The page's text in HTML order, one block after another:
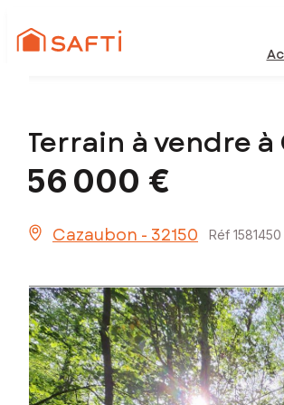
Terrain à vendre à
56 000 €
Cazaubon - 32150 Réf 1581450